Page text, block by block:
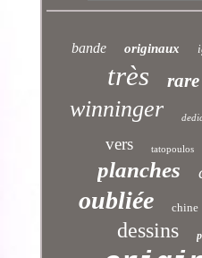
bande originaux
très rare
winninger
vers tatopoulos
planches
oubliée chine
dessins